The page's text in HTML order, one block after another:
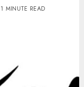
1 MINUTE READ